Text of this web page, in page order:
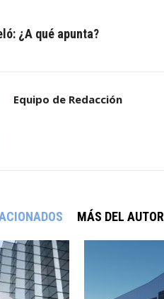
¿A qué apunta?
Equipo de Redacción
MÁS DEL AUTOR